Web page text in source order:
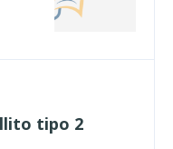
tipo 2